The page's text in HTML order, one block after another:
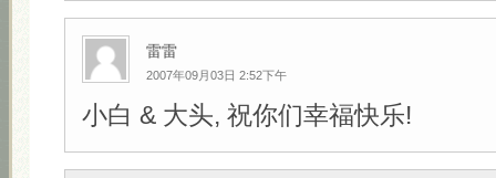
雷雷
2007年09月03日 2:52下午
小白 & 大头, 祝你们幸福快乐!